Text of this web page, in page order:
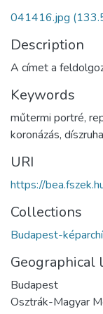
041416.jpg
Description
A címet a
Keywords
műtermi portré,
koronázás, díszruha
URI
https://
Collections
Budapest-
Geographical
Budapest
Osztrák-Magyar